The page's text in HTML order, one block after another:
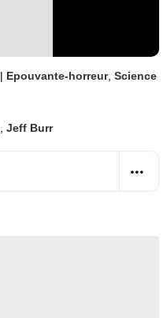
| Epouvante-horreur, Science
Jeff Burr